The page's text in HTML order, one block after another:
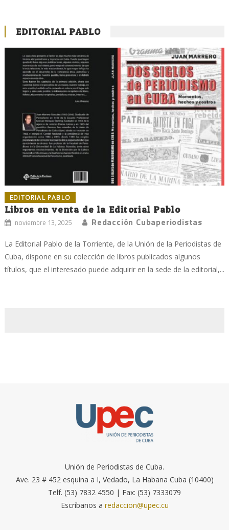
EDITORIAL PABLO
EDITORIAL PABLO
Libros en venta de la Editorial Pablo
noviembre 13, 2025 Redacción Cubaperiodistas
La Editorial Pablo de la Torriente, de la Unión de la Periodistas de
Cuba, dispone en su colección de libros publicados algunos
títulos, que el interesado puede adquirir en la sede de la editorial,...
Unión de Periodistas de Cuba.
Ave. 23 # 452 esquina a I, Vedado, La Habana Cuba (10400)
Telf. (53) 7832 4550 | Fax: (53) 7333079
Escríbanos a redaccion@upec.cu